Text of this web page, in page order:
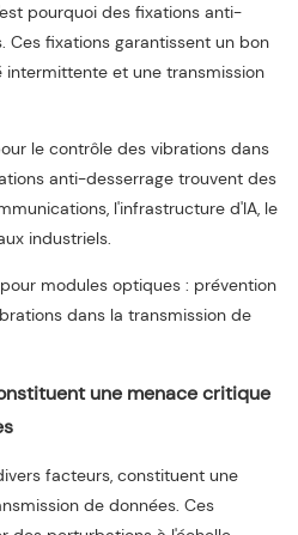
pourquoi des fixations anti-
Ces fixations garantissent un bon
intermittente et une transmission
le contrôle des vibrations dans
anti-desserrage trouvent des
l'infrastructure d'IA, le
industriels.
une menace critique
facteurs, constituent une
de données. Ces